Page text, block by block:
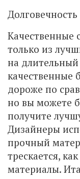
Долговечность
Качественные
только из
на
качественные
дороже по
но вы можете
получите
Дизайнеры
прочный
трескается,
материалы.